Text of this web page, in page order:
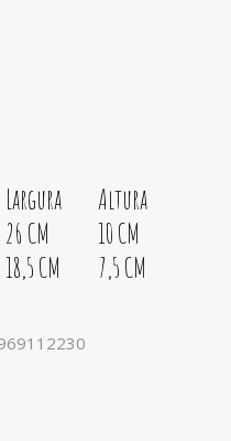
Largura
Altura
26 CM
10 CM
18,5 CM 7,5 CM